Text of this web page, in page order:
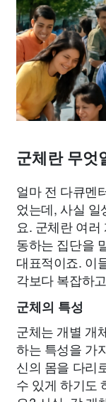
군체란 무엇
얼마 전 다큐멘
었는데, 사실
요. 군체란 여
동하는 집단을
대표적이죠. 이
각보다 복잡하
군체의 특성
군체는 개별 개
하는 특성을 가
신의 몸을 다리
수 있게 하기도